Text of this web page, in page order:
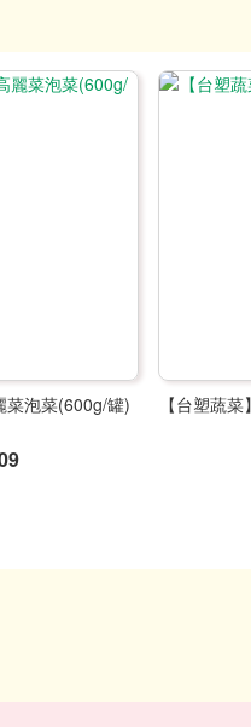
菜泡菜(600g/罐) 【台塑蔬